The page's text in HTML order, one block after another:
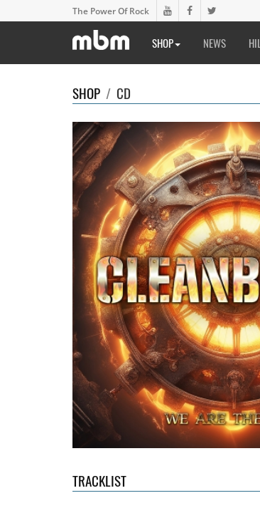
The Power Of Rock
SHOP NEWS
SHOP / CD
TRACKLIST